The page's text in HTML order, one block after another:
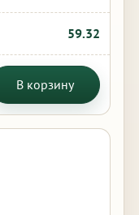
59.32
В корзину